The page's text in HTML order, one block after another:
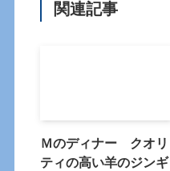
関連記事
Ｍのディナー クオリ
ティの高い羊のジンギ